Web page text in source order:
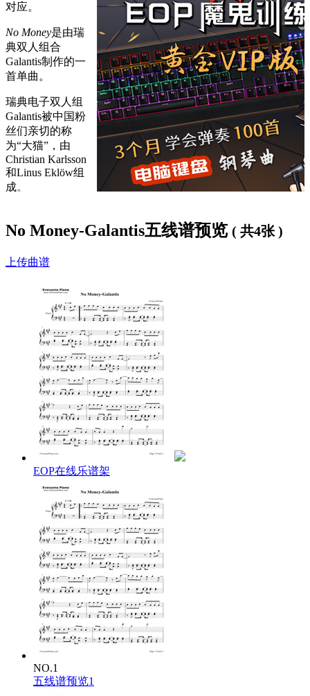
对应。
No Money是由瑞
典双人组合
Galantis制作的一
首单曲。
瑞典电子双人组
Galantis被中国粉
丝们亲切的称
为“大猫”，由
Christian Karlsson
和Linus Eklöw组
成。
习。
No Money歌词：
Sorry I ain't got no money
I'm not trying to be funny but I left it all at home today
You can call me what you wanna I ain't giving you a dollar
This time I ain't gonna run away
You might knock me down you might knock me down
But I will get back up again
You can call it how you wanna I ain't giving you a dollar
This time I ain't gonna run away
This time this time
This time I ain't gonna run run run run
Not this time not this time
Not this time not this time
Sorry I ain't got no money
I'm not trying to be funny but I left it all at home today
You can call me what you wanna I ain't giving you a dollar
This time I ain't gonna run away
You might knock me down you might knock me down
But I will get back up again
You can call it how you wanna I ain't giving you a dollar
This time I ain't gonna run away
This time this time
This time
This time I ain't gonna run run run run
Not this time not this time
This time I ain't gonna run run run run
Not this time not this time
Not this time
Not this time
Not this time
No Money-Galantis五线谱预览 ( 共4张 )
上传曲谱
EOP在线乐谱架
NO.1
五线谱预览1